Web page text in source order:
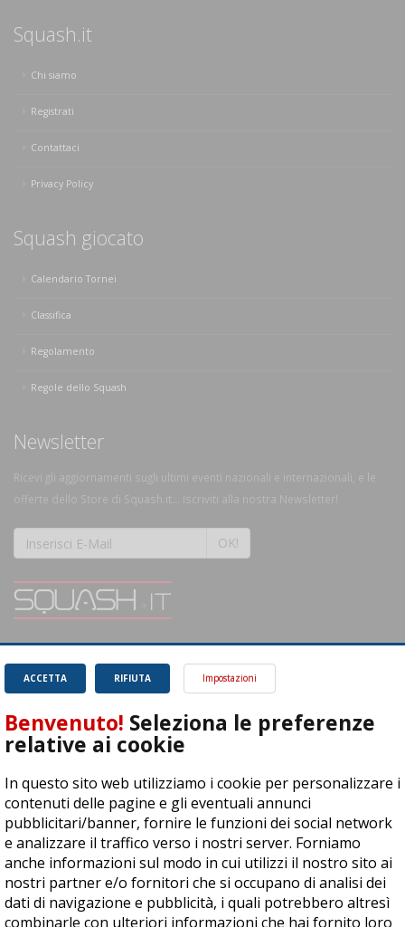
Squash.it
Chi siamo
Registrati
Contattaci
Privacy Policy
Squash giocato
Calendario Tornei
Classifica
Regolamento
Regole dello Squash
Newsletter
Ricevi gli aggiornamenti sugli ultimi eventi nazionali e internazionali, e le
offerte dello Store di Squash.it... Iscriviti alla nostra Newsletter!
OK!
magnifico sport.
Leggi
RIFIUTA
ACCETTA Impostazioni
Benvenuto! Seleziona le preferenze
relative ai cookie
In questo sito web utilizziamo i cookie per personalizzare i
contenuti delle pagine e gli eventuali annunci
pubblicitari/banner, fornire le funzioni dei social network
e analizzare il traffico verso i nostri server. Forniamo
anche informazioni sul modo in cui utilizzi il nostro sito ai
nostri partner e/o fornitori che si occupano di analisi dei
dati di navigazione e pubblicità, i quali potrebbero altresì
combinarle con ulteriori informazioni che hai fornito loro
ASD Let's Sport - Via T. Olivelli 3, 25014 Castenedolo (BS) - P. Iva:
04278030988
© Copyright 2015 | All Rights Reserved - Powered byDynDevice
Privacy Policy Cookie Policy Accessibilità Sitemap